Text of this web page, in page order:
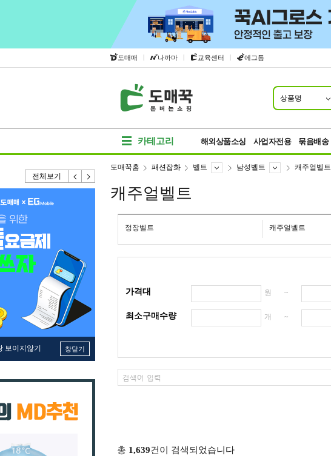
도매매 | 나까마 | 교육센터 | 에그돔
상품명
카테고리 해외상품소싱 사업자전용 묶음배송
전체보기
보이지않기 창닫기
도매꾹홈 패션잡화 벨트 남성벨트 캐주얼벨트
캐주얼벨트
정장벨트 캐주얼벨트
가격대 원 ~
최소구매수량 개 ~
총 1,639건이 검색되었습니다